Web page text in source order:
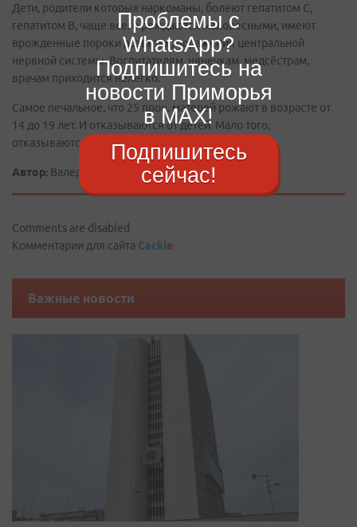
Дети, родители которых наркоманы, болеют гепатитом C,
гепатитом B, чаще всего рождаются маловесными, имеют
врожденные пороки развития, поражения центральной
нервной системы. Воспитателям, нянечкам, медсёстрам,
врачам приходится нелегко.
Самое печальное, что 25 проц. матерей рожают в возрасте от
14 до 19 лет. И отказываются от детей. Мало того,
отказываются от родных внуков и бабушки.~~
Автор: Валерия Федоренко Павловна
Comments are disabled
Комментарии для сайта Cackle
Важные новости
Проблемы с
WhatsApp?
Подпишитесь на
новости Приморья
в MAX!
Подпишитесь
сейчас!